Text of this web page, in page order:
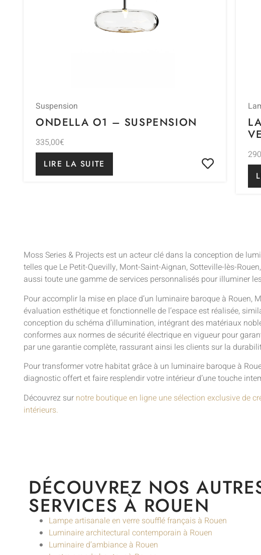
Suspension
ONDELLA O1 – SUSPENSION
335,00€
LIRE LA SUITE
Moss Series & Projects est un acteur clé dans la conception de
telles que Le Petit-Quevilly, Mont-Saint-Aignan, Sotteville-lès-
aussi toute une gamme de services personnalisés pour illuminer
Pour accomplir la mise en place d’un luminaire baroque à Rouen,
évaluation esthétique et fonctionnelle de l’espace est réalisée,
conception du schéma d’illumination, intégrant des matériaux
conformes aux normes de sécurité électrique en vigueur pour
par une garantie complète, rassurant ainsi les clients sur la
Pour transformer votre habitat grâce à un luminaire baroque à
diagnostic offert et faire resplendir votre intérieur d’une touche
Découvrez sur notre boutique en ligne une sélection exclusive de
intérieurs.
DÉCOUVREZ NOS
SERVICES À ROUEN
Lampe artisanale en verre soufflé français à Rouen
Luminaire architectural contemporain à Rouen
Luminaire d’ambiance à Rouen